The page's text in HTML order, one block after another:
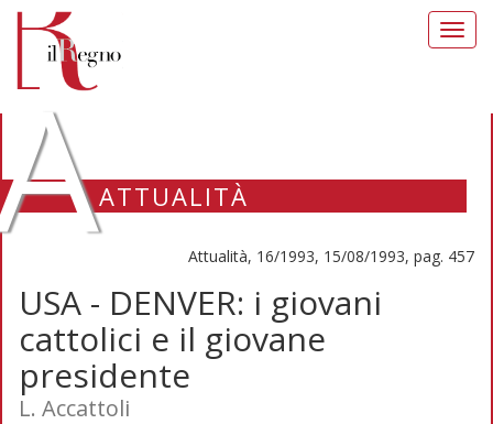
ATTUALITÀ
Attualità, 16/1993, 15/08/1993, pag. 457
USA - DENVER: i giovani
cattolici e il giovane
presidente
L. Accattoli